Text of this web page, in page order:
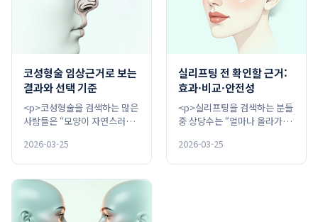
코성형술 임상근거로 보는
결과와 선택 기준
<p>코성형술을 검색하는 많은
사람들은 “모양이 자연스러울
해지지 않을지”를 동시에 걱정
합니다. 무작위 배정 연구(…
2026-03-25
실리프팅 전 확인할 근거:
효과·비교·안전성
<p>실리프팅을 검색하는 분들
중 상당수는 “얼마나 올라가며,
인합니다. PubMed 기반 체계
적 문헌검토에서는 지…
2026-03-25